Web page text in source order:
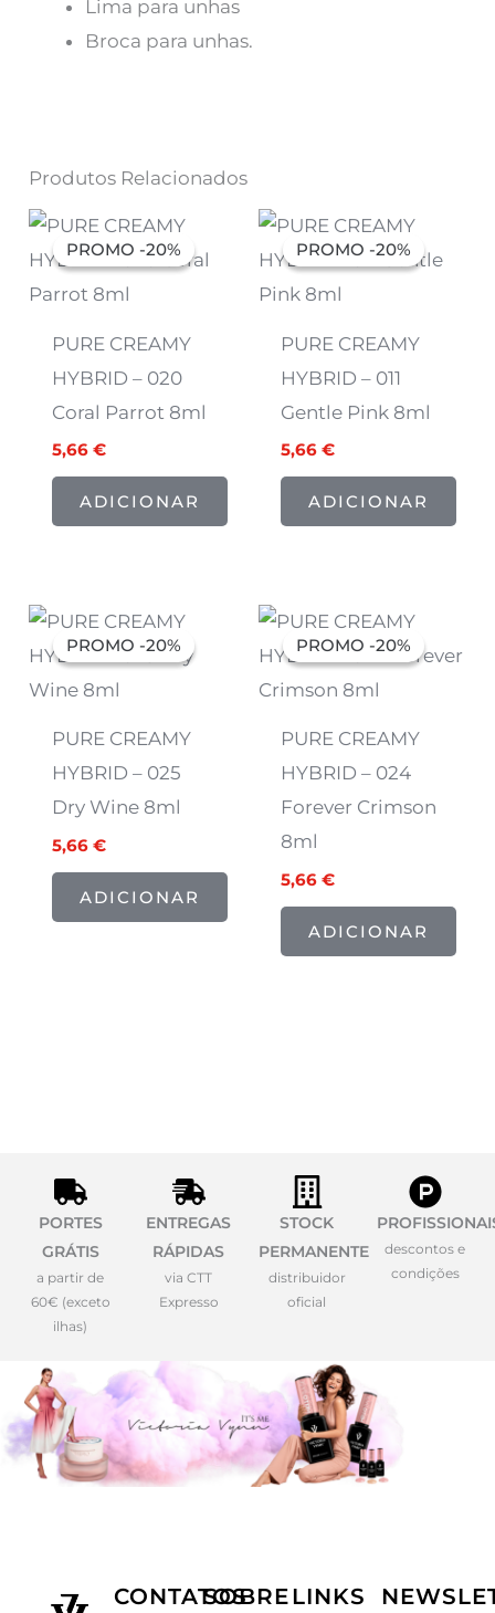
Lima para unhas
Broca para unhas.
Produtos Relacionados
PROMO -20%
PROMO -20%
PURE CREAMY
HYBRID – 020
Coral Parrot 8ml
O
preço
original
7,07 €.
5,66 €
O
preço
atual
5,66 €.
ADICIONAR
PROMO -20%
PROMO -20%
PURE CREAMY
HYBRID – 011
Gentle Pink 8ml
O
preço
original
era:
7,07 €.
5,66€
O
preço
atual
é:
5,66 €.
ADICIONAR
PROMO -20%
PROMO -20%
PURE CREAMY
HYBRID – 025
Dry Wine 8ml
O
preço
original
7,07 €.
5,66 €
O
preço
atual
5,66 €.
ADICIONAR
PROMO -20%
PROMO -20%
PURE CREAMY
HYBRID – 024
Forever Crimson
8ml
O
preço
original
7,07 €.
5,66€
O
preço
atual
5,66 €.
ADICIONAR
PORTES
GRÁTIS
a partir de
60€ (exceto
ilhas)
ENTREGAS
RÁPIDAS
via CTT
Expresso
STOCK
PERMANENTE
distribuidor
oficial
descontos e
condições
CONTATOSSOBRELINKS